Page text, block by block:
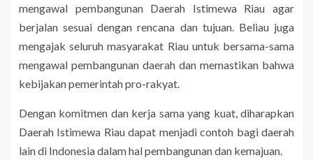
mengawal pembangunan Daerah Istimewa Riau agar
berjalan sesuai dengan rencana dan tujuan. Beliau juga
mengajak seluruh masyarakat Riau untuk bersama-sama
mengawal pembangunan daerah dan memastikan bahwa
kebijakan pemerintah pro-rakyat.
Dengan komitmen dan kerja sama yang kuat, diharapkan
Daerah Istimewa Riau dapat menjadi contoh bagi daerah
lain di Indonesia dalam hal pembangunan dan kemajuan.